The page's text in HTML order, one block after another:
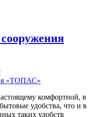
комфортной, в
удобства, что и в
таких удобств